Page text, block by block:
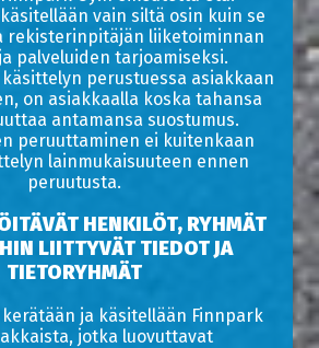
vain siltä osin kuin se
rekisterinpitäjän liiketoiminnan
palveluiden tarjoamiseksi.
perustuessa asiakkaan
on asiakkaalla koska tahansa
antamansa suostumus.
peruuttaminen ei kuitenkaan
lainmukaisuuteen ennen
peruutusta.
HENKILÖT, RYHMÄT
LIITTYVÄT TIEDOT JA
TIETORYHMÄT
ja käsitellään Finnpark
jotka luovuttavat